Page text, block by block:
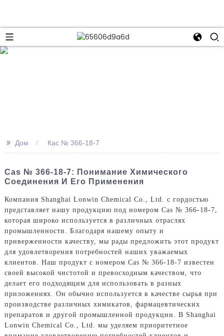
>> Дом Кас № 366-18-7
Cas № 366-18-7: Понимание Химического
Соединения И Его Применения
Компания Shanghai Lonwin Chemical Co., Ltd. с гордостью
представляет нашу продукцию под номером Cas № 366-18-7,
которая широко используется в различных отраслях
промышленности. Благодаря нашему опыту и
приверженности качеству, мы рады предложить этот продукт
для удовлетворения потребностей наших уважаемых
клиентов. Наш продукт с номером Cas № 366-18-7 известен
своей высокой чистотой и превосходным качеством, что
делает его подходящим для использовать в разных
приложениях. Он обычно используется в качестве сырья при
производстве различных химикатов, фармацевтических
препаратов и другой промышленной продукции. В Shanghai
Lonwin Chemical Co., Ltd. мы уделяем приоритетное